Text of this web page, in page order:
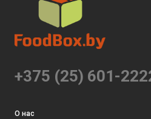
+375 (25) 601-
О нас